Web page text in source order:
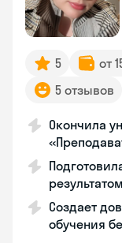
5 от
5 отзывов
Окончила
Создает
обучения